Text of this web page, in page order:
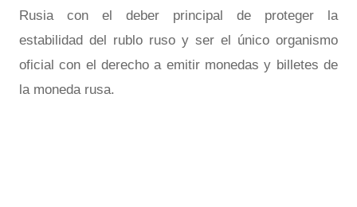
Rusia con el deber principal de proteger la
estabilidad del rublo ruso y ser el único organismo
oficial con el derecho a emitir monedas y billetes de
la moneda rusa.